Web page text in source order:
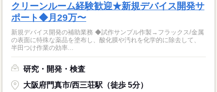
クリーンルーム経験歓迎★新規デバイス開発サ
ポート◆月29万〜
新規デバイス開発の補助業務 ◆試作サンプル作製→フラックス/金属
の表面に特殊な薬品を塗布し、酸化膜や汚れを化学的に除去して、
半田つけ作業の効率...
研究・開発・検査
大阪府門真市/西三荘駅（徒歩 5分）